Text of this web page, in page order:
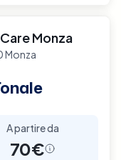
Monza
Monza
A partire da
70€